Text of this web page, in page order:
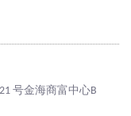
号金海商富中心B